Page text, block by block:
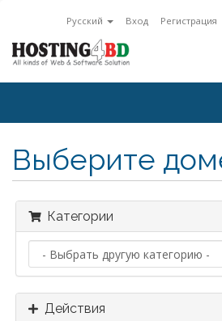
Русский Вход Регистрация
Выберите
Категории
Действия